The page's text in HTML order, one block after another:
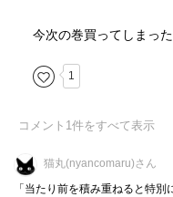
今次の巻買ってしまっ
1
コメント 1件をすべて表示
猫丸(nyancomaru)さん
「当たり前を積み重ねると特別